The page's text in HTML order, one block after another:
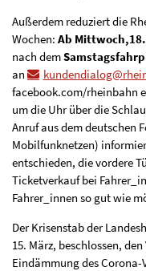
Außerdem reduziert die
Wochen: Ab
nach dem
an
facebook.com/rheinbahn
um die Uhr über die
Anruf aus dem deutschen
Mobilfunknetzen)
entschieden, die vordere
Ticketverkauf bei
Fahrer_innen so gut wie
Der Krisenstab der
15. März, beschlossen,
Eindämmung des